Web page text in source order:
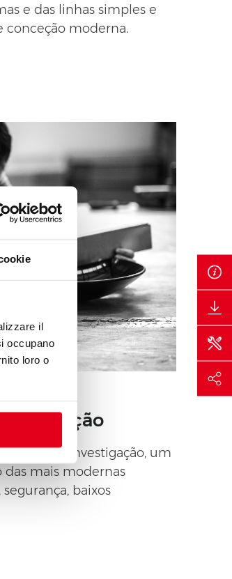
il
occupano
loro o
e das linhas simples e
moderna.
intuição
de investigação, um
das mais modernas
baixos